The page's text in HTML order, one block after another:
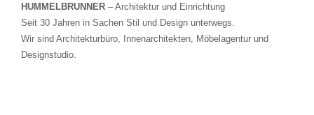
HUMMELBRUNNER – Architektur und Einrichtung
Seit 30 Jahren in Sachen Stil und Design unterwegs.
Wir sind Architekturbüro, Innenarchitekten, Möbelagentur und
Designstudio.